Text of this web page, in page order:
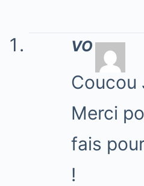
VO
Coucou
Merci
fais
!